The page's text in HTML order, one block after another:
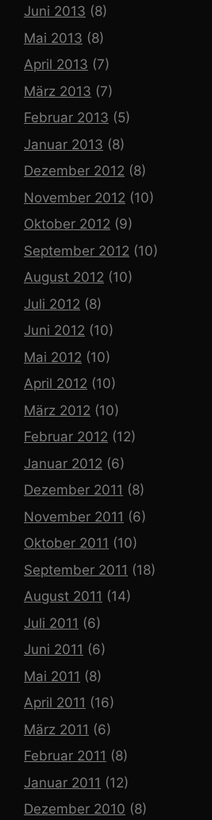
Juni 2013 (8)
Mai 2013 (8)
April 2013 (7)
März 2013 (7)
Februar 2013 (5)
Januar 2013 (8)
Dezember 2012 (8)
November 2012 (10)
Oktober 2012 (9)
September 2012 (10)
August 2012 (10)
Juli 2012 (8)
Juni 2012 (10)
Mai 2012 (10)
April 2012 (10)
März 2012 (10)
Februar 2012 (12)
Januar 2012 (6)
Dezember 2011 (8)
November 2011 (6)
Oktober 2011 (10)
September 2011 (18)
August 2011 (14)
Juli 2011 (6)
Juni 2011 (6)
Mai 2011 (8)
April 2011 (16)
März 2011 (6)
Februar 2011 (8)
Januar 2011 (12)
Dezember 2010 (8)